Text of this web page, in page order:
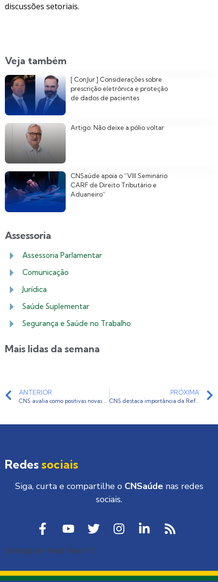
discussões setoriais.
Veja também
[ ConJur ] Considerações sobre
prescrição eletrônica e proteção
de dados de pacientes
Artigo: Não deixe a pólio voltar
CNSaúde apoia o “VIII Seminário
CARF de Direito Tributário e
Aduaneiro”
Assessoria
Assessoria Parlamentar
Comunicação
Jurídica
Saúde Suplementar
Segurança e Saúde no Trabalho
Mais lidas da semana
ANTERIOR PRÓXIMA
CNS destaca importância da Reforma da Previdência durante encontro com ministro Carlos Marun
Redes sociais
Siga, curta e compartilhe o CNSaúdenas redes
sociais.
[instagram-feed feed=1]